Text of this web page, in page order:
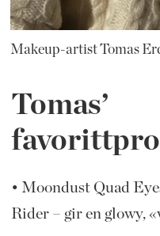
Makeup-artist Tomas
Tomas’
• Moondust Quad
Rider – gir en glowy,